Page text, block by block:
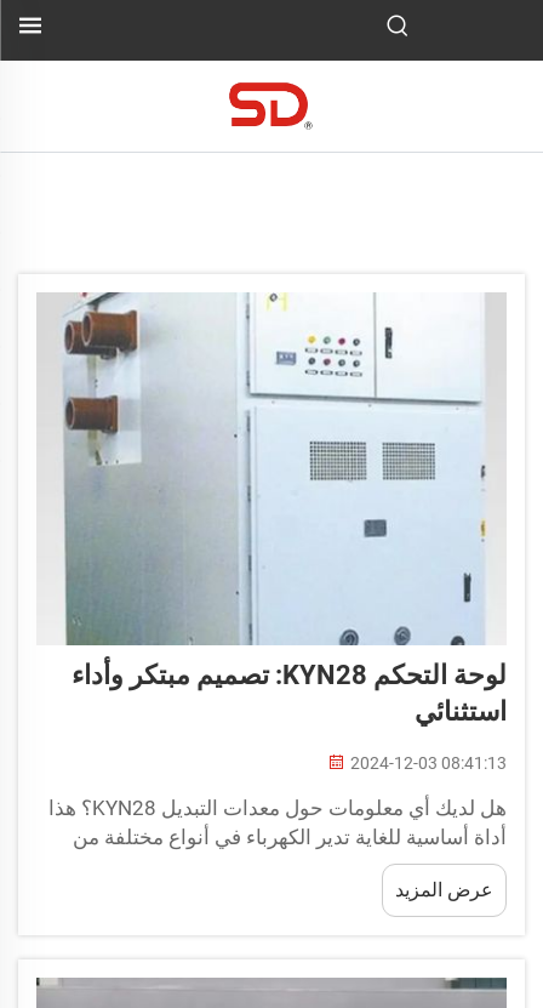
لوحة التحكم KYN28: تصميم مبتكر وأداء
استثنائي
2024-12-03 08:41:13
هل لديك أي معلومات حول معدات التبديل KYN28؟ هذا
أداة أساسية للغاية تدير الكهرباء في أنواع مختلفة من
المباني. هذه الأماكن مثل المستشفيات التي تحتاج إلى
رعاية، والمدارس حيث يتعلم الأطفال، والمولات التجارية
حيث يتسوق العائلات...
عرض المزيد